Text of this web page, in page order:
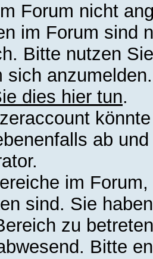
Forum nicht
im Forum sind
Bitte nutzen
sich
dies hier tun.
ab
im
sind. Sie
zu
Bitte